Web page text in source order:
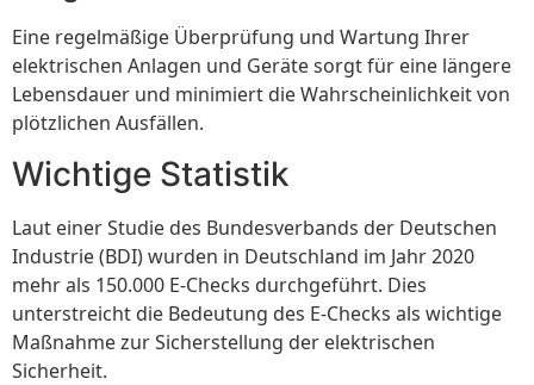
Eine regelmäßige Überprüfung und Wartung Ihrer
elektrischen Anlagen und Geräte sorgt für eine längere
Lebensdauer und minimiert die Wahrscheinlichkeit von
plötzlichen Ausfällen.
Wichtige Statistik
Laut einer Studie des Bundesverbands der Deutschen
Industrie (BDI) wurden in Deutschland im Jahr 2020
mehr als 150.000 E-Checks durchgeführt. Dies
unterstreicht die Bedeutung des E-Checks als wichtige
Maßnahme zur Sicherstellung der elektrischen
Sicherheit.